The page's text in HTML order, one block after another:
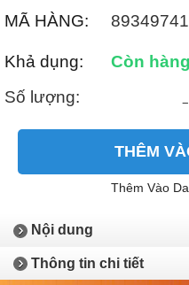
MÃ HÀNG:
Khả dụng:
Còn hàng
Số lượng:
−
THÊM
Thêm Vào
Nội dung
Thông tin chi tiết